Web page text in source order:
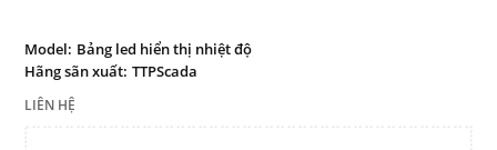
Model: Bảng led hiển thị nhiệt độ
Hãng sãn xuất: TTPScada
LIÊN HỆ